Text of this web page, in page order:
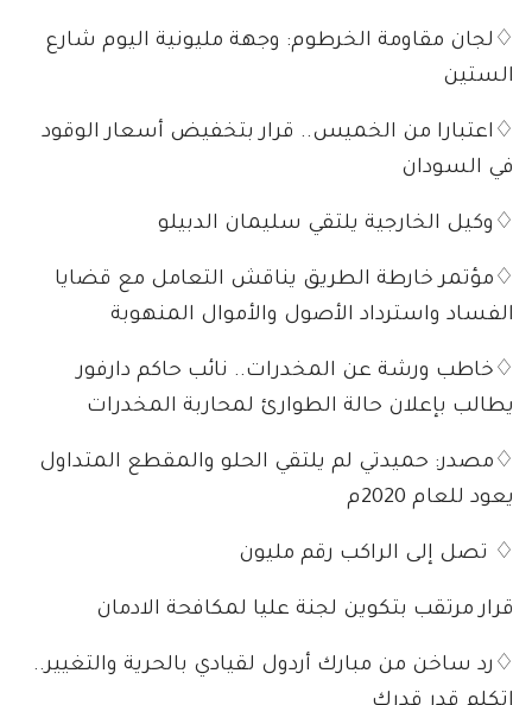
♢لجان مقاومة الخرطوم: وجهة مليونية اليوم شارع
الستين
♢اعتبارا من الخميس.. قرار بتخفيض أسعار الوقود
في السودان
♢وكيل الخارجية يلتقي سليمان الدبيلو
♢مؤتمر خارطة الطريق يناقش التعامل مع قضايا
الفساد واسترداد الأصول والأموال المنهوبة
♢خاطب ورشة عن المخدرات.. نائب حاكم دارفور
يطالب بإعلان حالة الطوارئ لمحاربة المخدرات
♢مصدر: حميدتي لم يلتقي الحلو والمقطع المتداول
يعود للعام 2020م
♢ تصل إلى الراكب رقم مليون
قرار مرتقب بتكوين لجنة عليا لمكافحة الادمان
♢رد ساخن من مبارك أردول لقيادي بالحرية والتغيير..